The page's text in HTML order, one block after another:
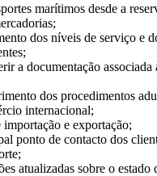
marítimos desde a
dos níveis de serviço e
a documentação associada
dos procedimentos
internacional;
e exportação;
ponto de contacto dos
atualizadas sobre o estado